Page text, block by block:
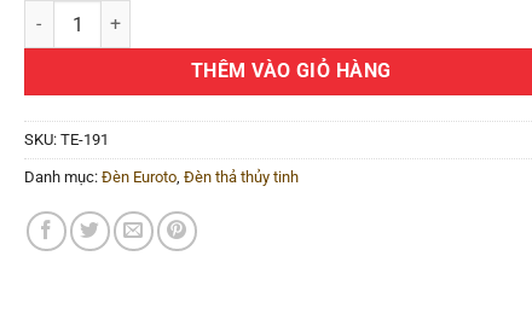
Đèn thả thủy tinh TE-191 số lượng
THÊM VÀO GIỎ HÀNG
SKU: TE-191
Danh mục: Đèn Euroto, Đèn thả thủy tinh